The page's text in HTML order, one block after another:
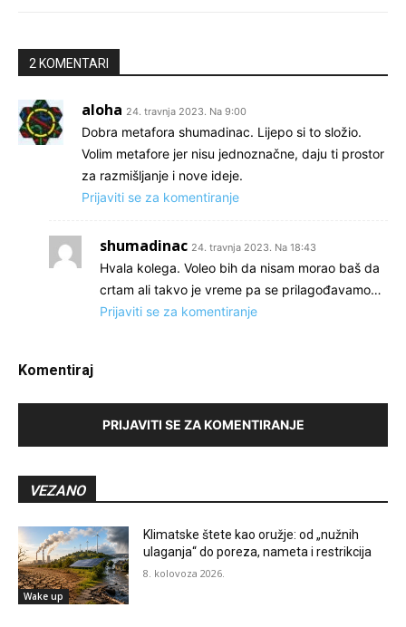
2 KOMENTARI
aloha 24. travnja 2023. Na 9:00
Dobra metafora shumadinac. Lijepo si to složio.
Volim metafore jer nisu jednoznačne, daju ti prostor
za razmišljanje i nove ideje.
Prijaviti se za komentiranje
shumadinac 24. travnja 2023. Na 18:43
Hvala kolega. Voleo bih da nisam morao baš da
crtam ali takvo je vreme pa se prilagođavamo…
Prijaviti se za komentiranje
Komentiraj
PRIJAVITI SE ZA KOMENTIRANJE
VEZANO
Wake up
Klimatske štete kao oružje: od „nužnih
ulaganja“ do poreza, nameta i restrikcija
8. kolovoza 2026.